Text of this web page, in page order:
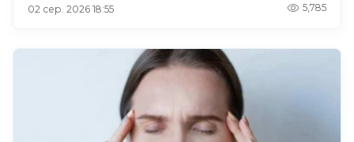
02 сер. 2026 18:55 5,785